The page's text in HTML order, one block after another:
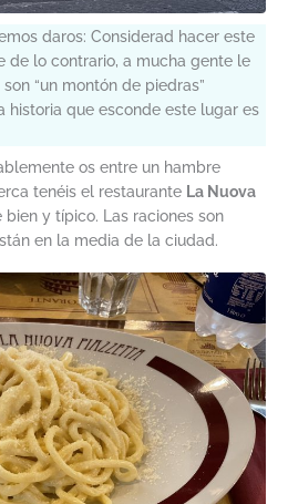
daros: Considerad hacer este
de lo contrario, a mucha gente le
“un montón de piedras”
historia que esconde este lugar es
os entre un hambre
tenéis el restaurante La Nuova
bien y típico. Las raciones son
en la media de la ciudad.